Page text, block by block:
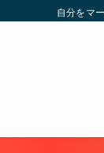
自分をマ